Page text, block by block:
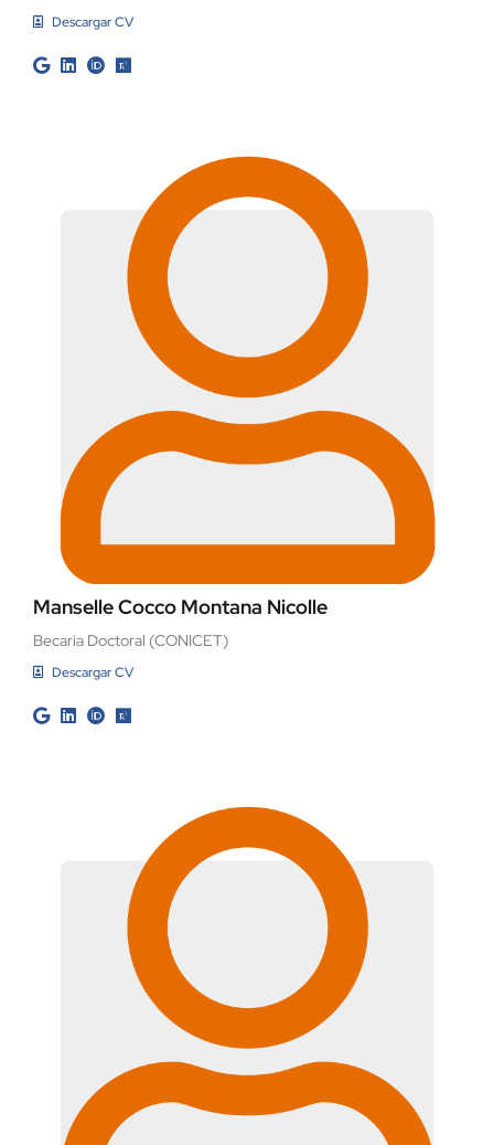
Descargar CV
Manselle Cocco Montana Nicolle
Becaria Doctoral (CONICET)
Descargar CV